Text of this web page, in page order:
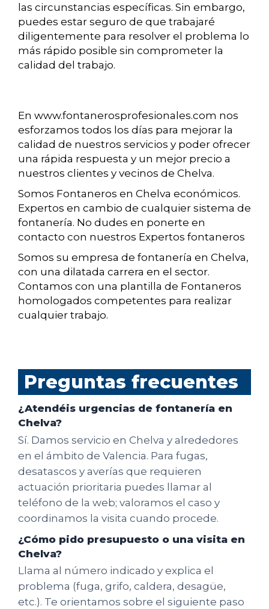
las circunstancias específicas. Sin embargo,
puedes estar seguro de que trabajaré
diligentemente para resolver el problema lo
más rápido posible sin comprometer la
calidad del trabajo.
En www.fontanerosprofesionales.com nos
esforzamos todos los días para mejorar la
calidad de nuestros servicios y poder ofrecer
una rápida respuesta y un mejor precio a
nuestros clientes y vecinos de Chelva.
Somos Fontaneros en Chelva económicos.
Expertos en cambio de cualquier sistema de
fontanería. No dudes en ponerte en
contacto con nuestros Expertos fontaneros
Somos su empresa de fontanería en Chelva,
con una dilatada carrera en el sector.
Contamos con una plantilla de Fontaneros
homologados competentes para realizar
cualquier trabajo.
Preguntas frecuentes
¿Atendéis urgencias de fontanería en
Chelva?
Sí. Damos servicio en Chelva y alrededores
en el ámbito de Valencia. Para fugas,
desatascos y averías que requieren
actuación prioritaria puedes llamar al
teléfono de la web; valoramos el caso y
coordinamos la visita cuando procede.
¿Cómo pido presupuesto o una visita en
Chelva?
Llama al número indicado y explica el
problema (fuga, grifo, caldera, desagüe,
etc.). Te orientamos sobre el siguiente paso